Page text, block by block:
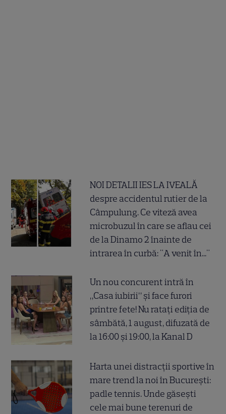
NOI DETALII IES LA IVEALĂ
despre accidentul rutier de la
Câmpulung. Ce viteză avea
microbuzul în care se aflau cei
de la Dinamo 2 înainte de
intrarea în curbă: "A venit în..."
Un nou concurent intră în
„Casa iubirii” și face furori
printre fete! Nu ratați ediția de
sâmbătă, 1 august, difuzată de
la 16:00 și 19:00, la Kanal D
Harta unei distracții sportive în
mare trend la noi în București:
padle tennis. Unde găsești
cele mai bune terenuri de